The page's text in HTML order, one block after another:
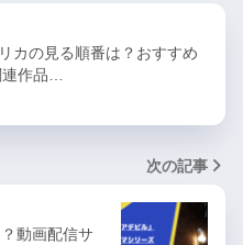
カの見る順番は？おすすめ
作品…
次の記事
動画配信サ